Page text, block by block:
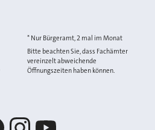
* Nur Bürgeramt, 2 mal im Monat
Bitte beachten Sie, dass Fachämter
vereinzelt abweichende
Öffnungszeiten haben können.